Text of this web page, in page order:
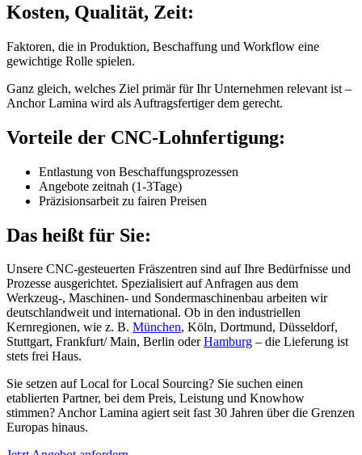
Kosten, Qualität, Zeit:
Faktoren, die in Produktion, Beschaffung und Workflow eine
gewichtige Rolle spielen.
Ganz gleich, welches Ziel primär für Ihr Unternehmen relevant ist –
Anchor Lamina wird als Auftragsfertiger dem gerecht.
Vorteile der CNC-Lohnfertigung:
Entlastung von Beschaffungsprozessen
Angebote zeitnah (1-3Tage)
Präzisionsarbeit zu fairen Preisen
Das heißt für Sie:
Unsere CNC-gesteuerten Fräszentren sind auf Ihre Bedürfnisse und
Prozesse ausgerichtet. Spezialisiert auf Anfragen aus dem
Werkzeug-, Maschinen- und Sondermaschinenbau arbeiten wir
deutschlandweit und international. Ob in den industriellen
Kernregionen, wie z. B. München, Köln, Dortmund, Düsseldorf,
Stuttgart, Frankfurt/ Main, Berlin oderHamburg – die Lieferung ist
stets frei Haus.
Sie setzen auf Local for Local Sourcing? Sie suchen einen
etablierten Partner, bei dem Preis, Leistung und Knowhow
stimmen? Anchor Lamina agiert seit fast 30 Jahren über die Grenzen
Europas hinaus.